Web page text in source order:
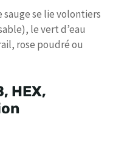
sauge se lie volontiers
le vert d’eau
rose poudré ou
HEX,